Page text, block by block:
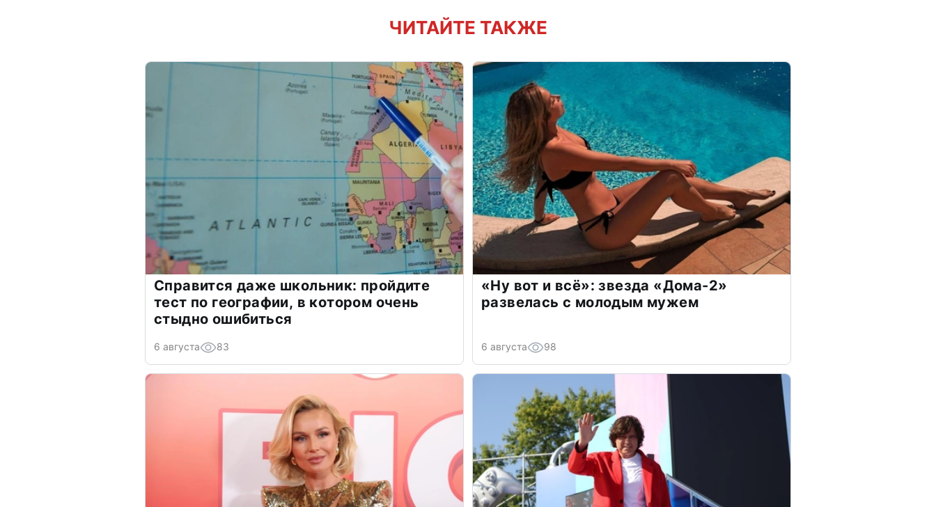
ЧИТАЙТЕ ТАКЖЕ
Справится даже школьник: пройдите
тест по географии, в котором очень
стыдно ошибиться
6 августа 83
«Ну вот и всё»: звезда «Дома-2»
развелась с молодым мужем
6 августа 98